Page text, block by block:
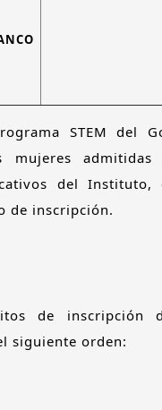
STEM del
mujeres
del Instituto,
de inscripción.
de inscripción
siguiente orden: